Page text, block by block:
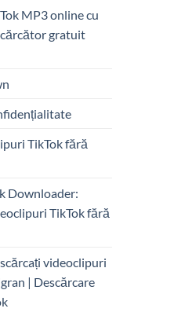
MP3 online cu
gratuit
TikTok fără
Downloader:
TikTok fără
videoclipuri
| Descărcare